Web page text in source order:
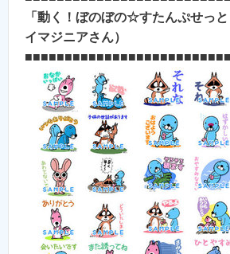
「動く！ぼのぼの☆すたんぷせっ
イマジニアさん）